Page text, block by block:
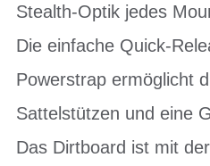
Stealth-Optik jedes
Die einfache Quick-
Powerstrap ermöglicht
Sattelstützen und eine
Das Dirtboard ist mit